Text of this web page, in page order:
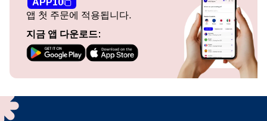
APP10
앱 첫 주문에 적용됩니다.
지금 앱 다운로드: